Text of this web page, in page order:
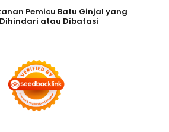
Pemicu Batu Ginjal yang
atau Dibatasi